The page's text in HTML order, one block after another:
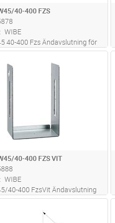
40-400 FZS
WIBE
40-400 Fzs Ändavslutning för
och armaturskenor,
ST Lägg i kundvagn
40-400 FZS VIT
WIBE
40-400 FzsVit Ändavslutning
och armaturskenor,